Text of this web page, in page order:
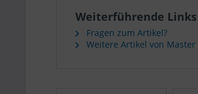
Weiterführende Links
Fragen zum Artikel?
Weitere Artikel von Master